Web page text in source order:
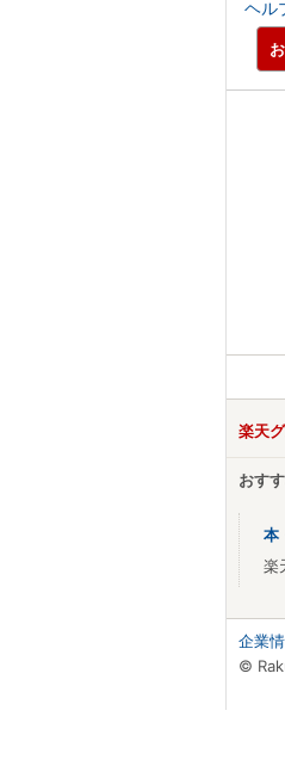
ヘル
楽天
おす
本
楽
企業
©